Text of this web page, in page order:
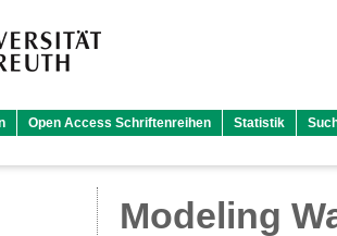
Open Access Schriftenreihen Statistik
Modeling